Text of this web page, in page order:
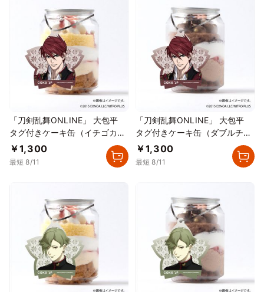
「刀剣乱舞ONLINE」 大包平
タグ付きケーキ缶（イチゴカス
タード）
￥1,300
最短 8/11
「刀剣乱舞ONLINE」 大包平
タグ付きケーキ缶（ダブルチョ
コレート）
￥1,300
最短 8/11